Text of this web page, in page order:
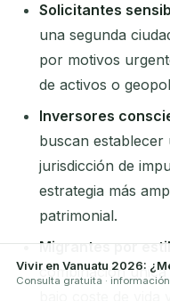
Solicitantes
una segunda
por motivos
de activos o
Inversores
buscan
jurisdicción de
estrategia más
patrimonial.
Migrantes por
combinación única
Vivir en Vanuatu 2026:
Consulta gratuita ·